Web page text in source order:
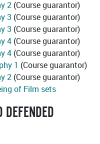
2 (Course guarantor)
3 (Course guarantor)
3 (Course guarantor)
4 (Course guarantor)
4 (Course guarantor)
1 (Course guarantor)
2 (Course guarantor)
of Film sets
DEFENDED